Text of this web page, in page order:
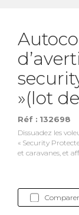
»(lot
Réf : 132698
Dissuadez les
« Security
et caravanes, et
Comparer